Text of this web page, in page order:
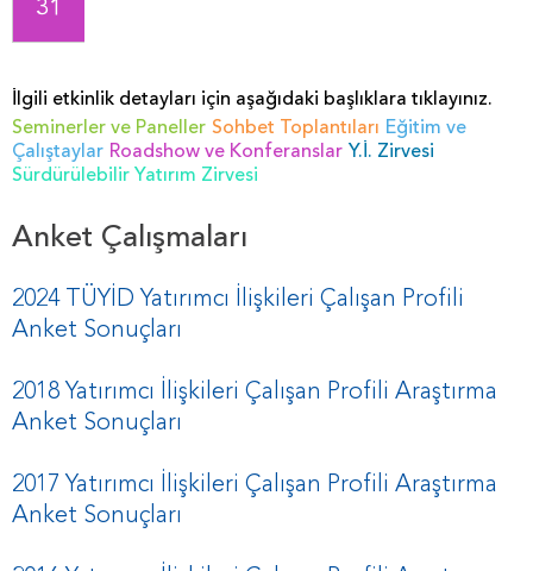
31
İlgili etkinlik detayları için aşağıdaki başlıklara tıklayınız.
Seminerler ve Paneller Sohbet Toplantıları Eğitim ve
Çalıştaylar Roadshow ve Konferanslar Y.İ. Zirvesi
Sürdürülebilir Yatırım Zirvesi
Anket Çalışmaları
2024 TÜYİD Yatırımcı İlişkileri Çalışan Profili
Anket Sonuçları
2018 Yatırımcı İlişkileri Çalışan Profili Araştırma
Anket Sonuçları
2017 Yatırımcı İlişkileri Çalışan Profili Araştırma
Anket Sonuçları